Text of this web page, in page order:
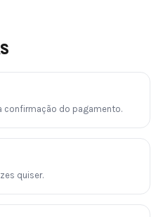
confirmação do pagamento.
quiser.